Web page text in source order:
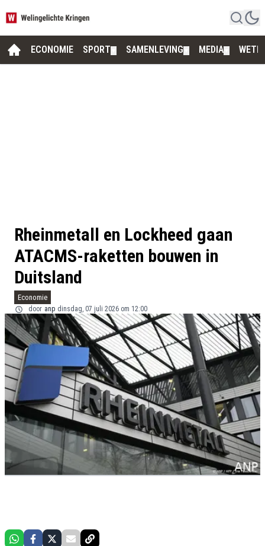
ECONOMIE SPORT SAMENLEVING MEDIA
Rheinmetall en Lockheed gaan
ATACMS-raketten bouwen in
Duitsland
Economie
door anp dinsdag, 07 juli 2026 om 12:00